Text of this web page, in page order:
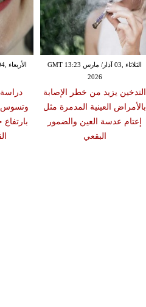
وتسوس
الثلاثاء ,03 آذار/ مارس GMT 13:23
2026
التدخين يزيد من خطر الإصابة
بالأمراض العينية المدمرة مثل
إعتام عدسة العين والضمور
البقعي